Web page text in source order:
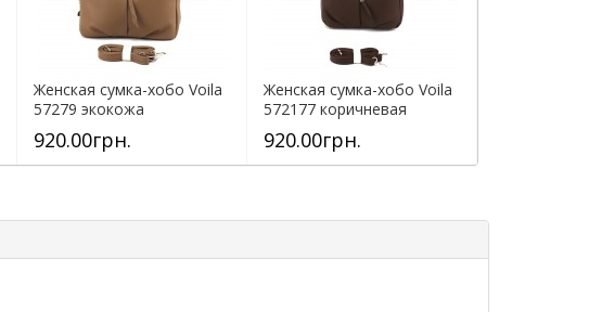
Женская сумка-хобо Voila
57279 экокожа
920.00грн.
Женская сумка-хобо Voila
572177 коричневая
920.00грн.